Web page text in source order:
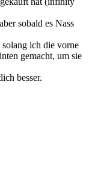
sobald es Nass
ich die vorne
gemacht, um sie
besser.